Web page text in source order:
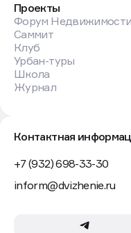
Проекты
Форум Недвижимости
Саммит
Клуб
Урбан-туры
Школа
Журнал
Контактная
+7 (932) 698-33-30
inform@dvizhenie.ru